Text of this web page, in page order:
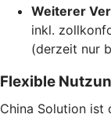
Weiterer
inkl.
(derzeit nur
Flexible
China Solution ist